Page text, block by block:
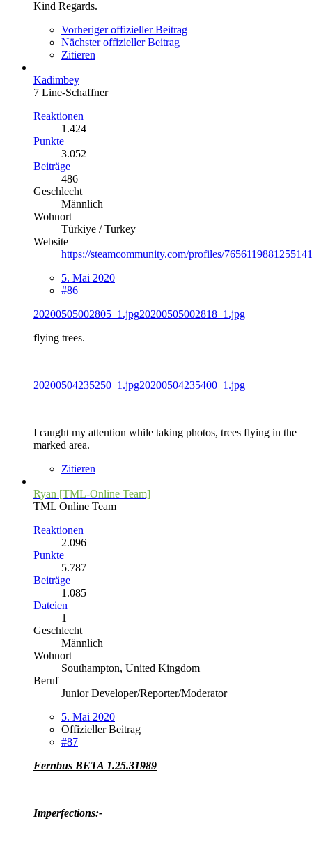
Kind Regards.
Vorheriger offizieller Beitrag
Nächster offizieller Beitrag
Zitieren
Kadimbey
7 Line-Schaffner
Reaktionen
1.424
Punkte
3.052
Beiträge
486
Geschlecht
Männlich
Wohnort
Türkiye / Turkey
Website
https://steamcommunity.com/profiles/
5. Mai 2020
#86
20200505002805_1.jpg20200505002818_1.jpg
flying trees.
20200504235250_1.jpg20200504235400_1.jpg
I caught my attention while taking photos, trees flying in the
marked area.
Zitieren
Ryan [TML-Online Team]
TML Online Team
Reaktionen
2.096
Punkte
5.787
Beiträge
1.085
Dateien
1
Geschlecht
Männlich
Wohnort
Southampton, United Kingdom
Beruf
Junior Developer/Reporter/Moderator
5. Mai 2020
Offizieller Beitrag
#87
Fernbus BETA 1.25.31989
Imperfections:-